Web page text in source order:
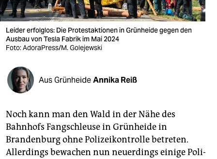
veranstaltungen
shop
fragen & hilfe
unterstützen
abo
genossenschaft
epaper login
Leider erfolglos: Die Protestaktionen in Grünheide gegen den
Ausbau von Tesla Fabrik im Mai 2024
Foto: AdoraPress/M. Golejewski
Aus GrünheideAnnika Reiß
Noch kann man den Wald in der Nähe des
Bahnhofs Fangschleuse in Grünheide in
Brandenburg ohne Polizeikontrolle betreten.
Allerdings bewachen nun neuerdings einige Po­li­